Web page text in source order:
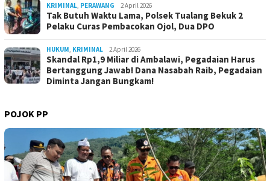
KRIMINAL PERAWANG 2 April 2026
Tak Butuh Waktu Lama, Polsek Tualang Bekuk 2
Pelaku Curas Pembacokan Ojol, Dua DPO
HUKUM KRIMINAL 2 April 2026
Skandal Rp1,9 Miliar di Ambalawi, Pegadaian Harus
Bertanggung Jawab! Dana Nasabah Raib, Pegadaian
Diminta Jangan Bungkam!
POJOK PP